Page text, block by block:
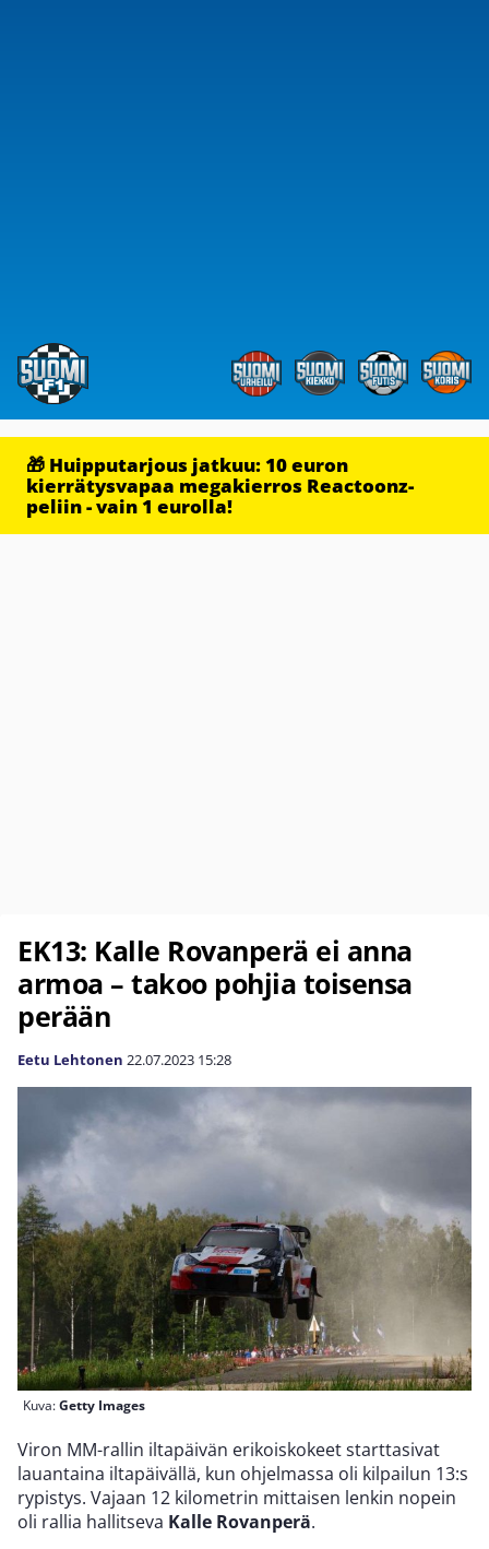
🎁 Huipputarjous jatkuu: 10 euron
kierrätysvapaa megakierros Reactoonz-
peliin - vain 1 eurolla!
EK13: Kalle Rovanperä ei anna
armoa – takoo pohjia toisensa
perään
Eetu Lehtonen 22.07.2023 15:28
Kuva:Getty Images
Viron MM-rallin iltapäivän erikoiskokeet starttasivat
lauantaina iltapäivällä, kun ohjelmassa oli kilpailun 13:s
rypistys. Vajaan 12 kilometrin mittaisen lenkin nopein
oli rallia hallitseva Kalle Rovanperä.